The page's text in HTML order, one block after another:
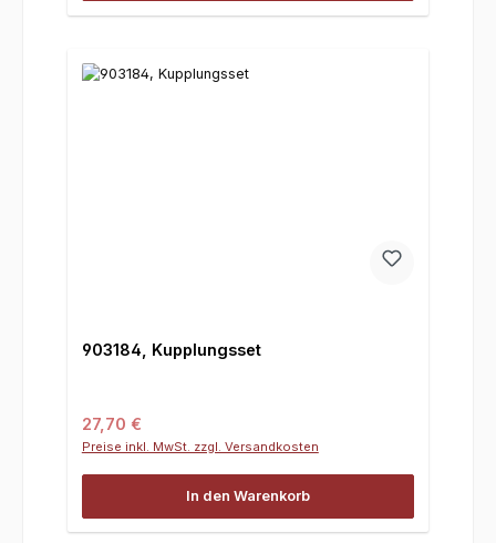
903184, Kupplungsset
Regulärer Preis:
27,70 €
Preise inkl. MwSt. zzgl. Versandkosten
In den Warenkorb